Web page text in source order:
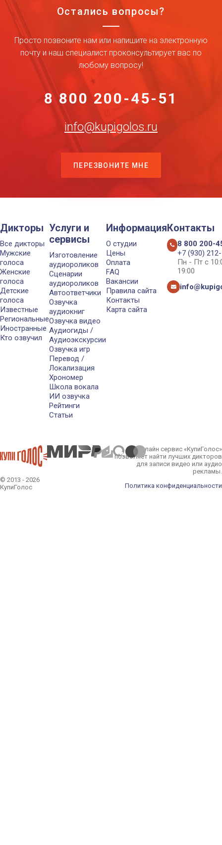
Остались вопросы?
Просто позвоните нам или напишите на электронную
почту и наш специалист проконсультирует вас по
любому вопросу!
8 800 200-45-51
info@kupigolos.ru
ПЕРЕЗВОНИТЕ МНЕ
Дикторы
Все дикторы
Мужские
голоса
Женские
голоса
Детские
голоса
Известные
Региональные
Иностранные
Кто озвучил
Услуги и
сервисы
Изготовление
аудиороликов
Сценарии
аудиороликов
Автоответчики
Озвучка
аудиокниг
Озвучка видео
Аудиогиды /
Аудиоэкскурсии
Озвучка игр
Перевод /
Локализация
Хрономер
Школа вокала
ИИ озвучка
Рейтинги
Статьи
Информация
О студии
Цены
Оплата
FAQ
Вакансии
Правила сайта
Контакты
Карта сайта
Контакты
8 800 200-
+7 (930)
Пн - Пт с
19:00
© 2013 - 2026
КупиГолос
Онлайн сервис «КупиГолос»
позволяет найти лучших дикторов
для записи видео или аудио
рекламы.
Политика конфиденциальности